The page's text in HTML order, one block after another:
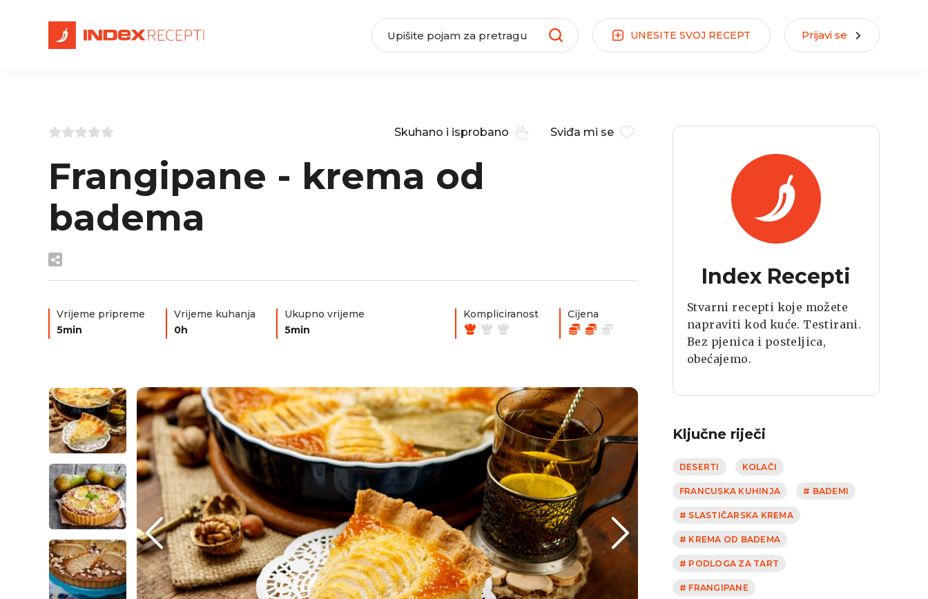
UNESITE SVOJ RECEPT Prijavi se
Skuhano i isprobano Sviđa mi se
Frangipane - krema od
badema
Vrijeme pripreme
5min
Vrijeme kuhanja
0h
Ukupno vrijeme
5min
Kompliciranost Cijena
Index Recepti
Stvarni recepti koje možete
napraviti kod kuće. Testirani.
Bez pjenica i posteljica,
obećajemo.
Ključne riječi
DESERTI KOLAČI
FRANCUSKA KUHINJA # BADEMI
# SLASTIČARSKA KREMA
# KREMA OD BADEMA
# PODLOGA ZA TART
# FRANGIPANE